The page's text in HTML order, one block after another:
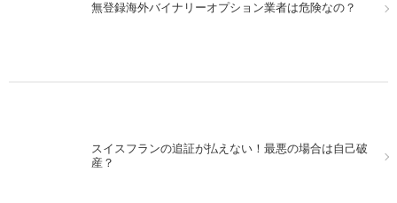
無登録海外バイナリーオプション業者は危険なの？
スイスフランの追証が払えない！最悪の場合は自己破
産？